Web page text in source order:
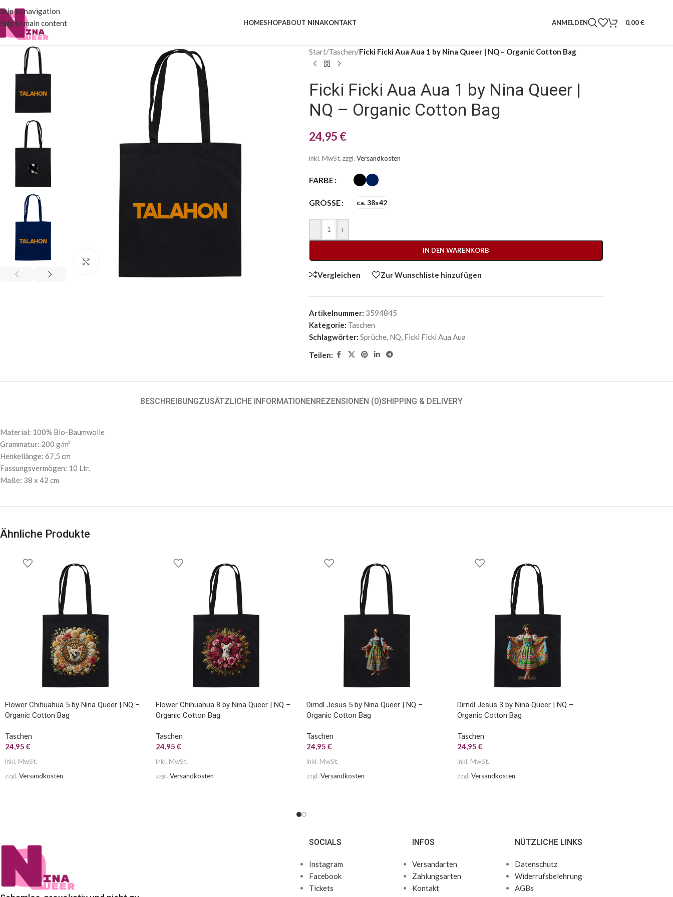
Skip to navigation
Skip to main content
HOMESHOPABOUT NINAKONTAKT ANMELDEN 0,00€
Start/Taschen/Ficki Ficki Aua Aua 1 by Nina Queer | NQ – Organic Cotton Bag
Ficki Ficki Aua Aua 1 by Nina Queer |
NQ – Organic Cotton Bag
24,95 €
inkl. MwSt. zzgl. Versandkosten
FARBE
GRÖSSE ca. 38x42
- +
IN DEN WARENKORB
Vergleichen Zur Wunschliste hinzufügen
Artikelnummer: 3594845
Kategorie: Taschen
Schlagwörter: Sprüche, NQ, Ficki Ficki Aua Aua
Teilen:
BESCHREIBUNGZUSÄTZLICHE INFORMATIONENREZENSIONEN (0)SHIPPING & DELIVERY
Material: 100% Bio-Baumwolle
Grammatur: 200 g/m²
Henkellänge: 67,5 cm
Fassungsvermögen: 10 Ltr.
Maße: 38 x 42 cm
Ähnliche Produkte
Flower Chihuahua 5 by Nina Queer | NQ –
Organic Cotton Bag
Taschen
24,95 €
inkl. MwSt.
zzgl. Versandkosten
Flower Chihuahua 8 by Nina Queer | NQ –
Organic Cotton Bag
Taschen
24,95 €
inkl. MwSt.
zzgl. Versandkosten
Dirndl Jesus 5 by Nina Queer | NQ –
Organic Cotton Bag
Taschen
24,95 €
inkl. MwSt.
zzgl. Versandkosten
Dirndl Jesus 3 by Nina Queer | NQ –
Organic Cotton Bag
Taschen
24,95 €
inkl. MwSt.
zzgl. Versandkosten
SOCIALS
Instagram
Facebook
Tickets
INFOS
Versandarten
Zahlungsarten
Kontakt
NÜTZLICHE LINKS
Datenschutz
Widerrufsbelehrung
AGBs